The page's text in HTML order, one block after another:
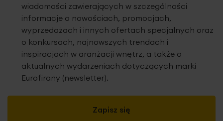
Zapisz się
wiadomości zawierających w szczególności
informacje o nowościach, promocjach,
wyprzedażach i innych ofertach specjalnych oraz
o konkursach, najnowszych trendach i
inspiracjach w aranżacji wnętrz, a także o
aktualnych wydarzeniach dotyczących marki
Eurofirany (newsletter).